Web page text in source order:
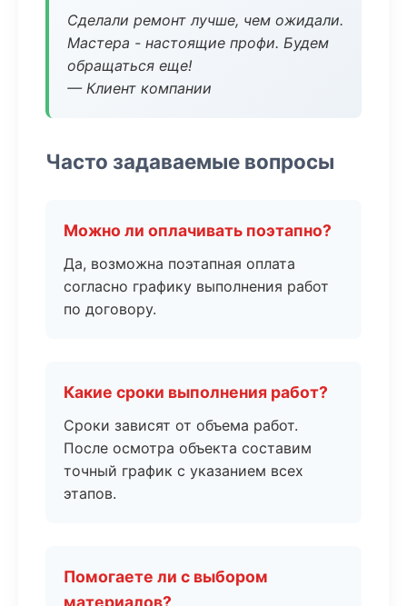
Сделали ремонт лучше, чем ожидали.
Мастера - настоящие профи. Будем
обращаться еще!
— Клиент компании
Часто задаваемые вопросы
Можно ли оплачивать поэтапно?
Да, возможна поэтапная оплата
согласно графику выполнения работ
по договору.
Какие сроки выполнения работ?
Сроки зависят от объема работ.
После осмотра объекта составим
точный график с указанием всех
этапов.
Помогаете ли с выбором
материалов?